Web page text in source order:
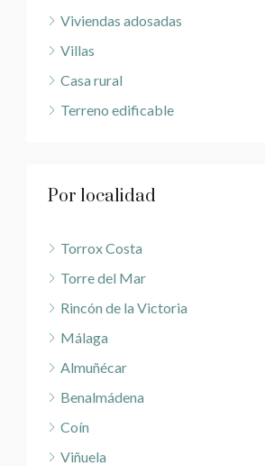
Viviendas adosadas
Villas
Casa rural
Terreno edificable
Por localidad
Torrox Costa
Torre del Mar
Rincón de la Victoria
Málaga
Almuñécar
Benalmádena
Coín
Viñuela